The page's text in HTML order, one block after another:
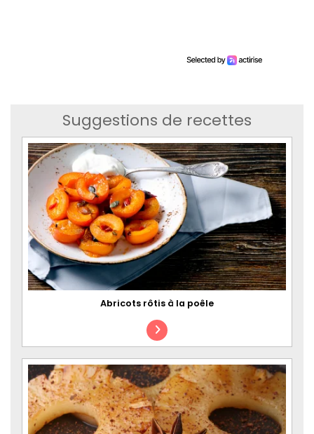
Suggestions de recettes
Abricots rôtis à la poêle